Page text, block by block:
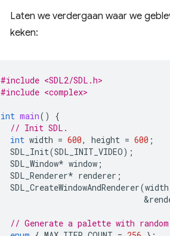
Laten we verdergaan waar we
keken:
#include <SDL2/SDL.h>
#include <complex>
int main()
{
// Init SDL.
int width = 600, height = 600 ;
SDL_Init(SDL_INIT_VIDEO);
SDL_Window* window ;
SDL_Renderer* renderer ;
SDL_CreateWindowAndRenderer(width
&
// Generate a palette with